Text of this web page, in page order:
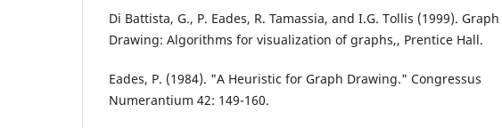
Di Battista, G., P. Eades, R. Tamassia, and I.G. Tollis (1999). Graph
Drawing: Algorithms for visualization of graphs,, Prentice Hall.
Eades, P. (1984). "A Heuristic for Graph Drawing." Congressus
Numerantium 42: 149-160.